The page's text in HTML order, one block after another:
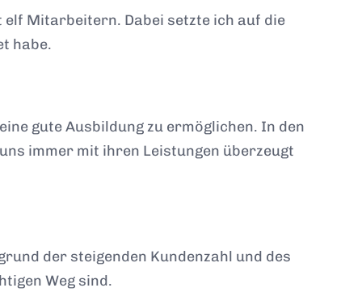
Mitarbeitern. Dabei setzte ich auf die
habe.
gute Ausbildung zu ermöglichen. In den
immer mit ihren Leistungen überzeugt
der steigenden Kundenzahl und des
Weg sind.